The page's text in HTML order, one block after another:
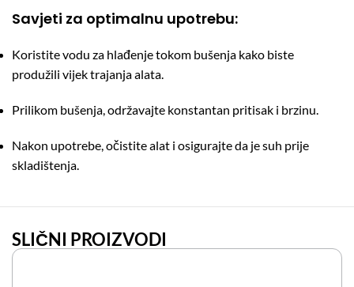
Savjeti za optimalnu upotrebu:
Koristite vodu za hlađenje tokom bušenja kako biste
produžili vijek trajanja alata.
Prilikom bušenja, održavajte konstantan pritisak i brzinu.
Nakon upotrebe, očistite alat i osigurajte da je suh prije
skladištenja.
SLIČNI PROIZVODI